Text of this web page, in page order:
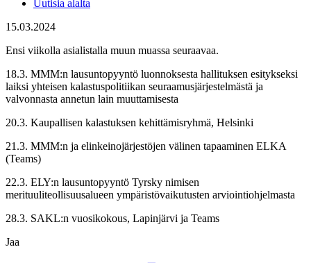
Uutisia alalta
15.03.2024
Ensi viikolla asialistalla muun muassa seuraavaa.
18.3. MMM:n lausuntopyyntö luonnoksesta hallituksen esitykseksi
laiksi yhteisen kalastuspolitiikan seuraamusjärjestelmästä ja
valvonnasta annetun lain muuttamisesta
20.3. Kaupallisen kalastuksen kehittämisryhmä, Helsinki
21.3. MMM:n ja elinkeinojärjestöjen välinen tapaaminen ELKA
(Teams)
22.3. ELY:n lausuntopyyntö Tyrsky nimisen
merituuliteollisuusalueen ympäristövaikutusten arviointiohjelmasta
28.3. SAKL:n vuosikokous, Lapinjärvi ja Teams
Jaa